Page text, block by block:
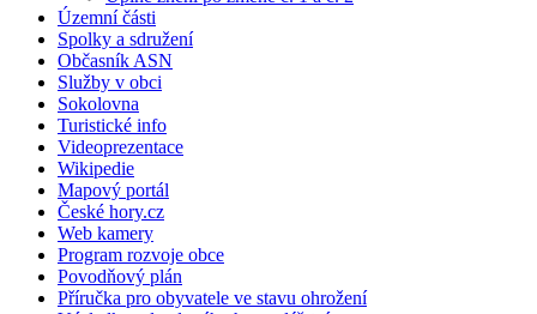
Územní části
Spolky a sdružení
Občasník ASN
Služby v obci
Sokolovna
Turistické info
Videoprezentace
Wikipedie
Mapový portál
České hory.cz
Web kamery
Program rozvoje obce
Povodňový plán
Příručka pro obyvatele ve stavu ohrožení